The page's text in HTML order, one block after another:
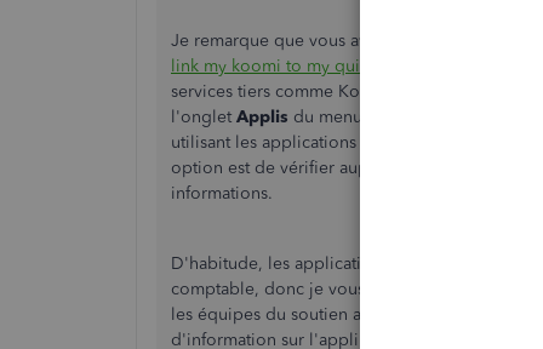
Je remarque que vous avez également posé
link my koomi to my quickbooks?
services tiers comme Koomi avec QuickBooks
l'onglet Applis du menu gauche QuickBooks
utilisant les applications partenaires et l'onglet
option est de vérifier auprès du service tiers
informations.
D'habitude, les applications et les
comptable, donc je vous encourage à
les équipes du soutien appropriés. Pour les
d'information sur l'appli et aussi les